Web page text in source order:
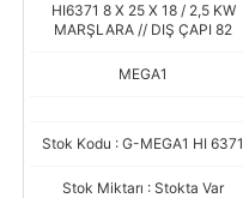
HI6371 8 X 25 X 18 / 2,5 KW
MARŞLARA // DIŞ ÇAPI 82
MEGA1
Stok Kodu : G-MEGA1 HI 6371
Stok Miktarı : Stokta Var